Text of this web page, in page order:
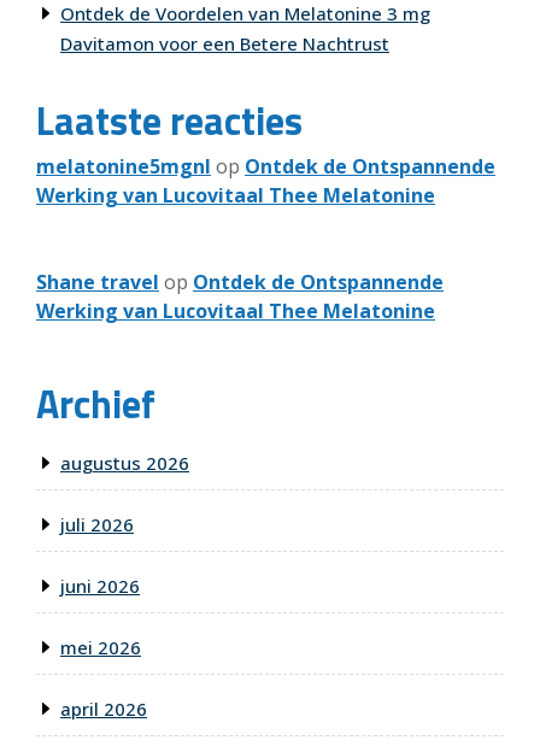
Ontdek de Voordelen van Melatonine 3 mg
Davitamon voor een Betere Nachtrust
Laatste reacties
melatonine5mgnl op Ontdek de Ontspannende
Werking van Lucovitaal Thee Melatonine
Shane travel op Ontdek de Ontspannende
Werking van Lucovitaal Thee Melatonine
Archief
augustus 2026
juli 2026
juni 2026
mei 2026
april 2026